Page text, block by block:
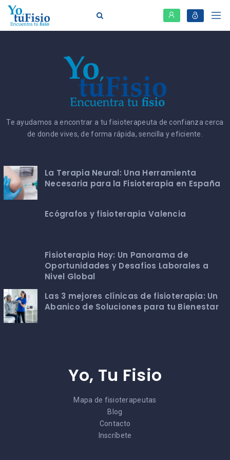
Te ayudamos a encontrar a tu fisioterapeuta de confianza cerca
de donde vives, de forma rápida, sencilla y eficiente.
La Terapia Neural: Una Herramienta
Necesaria para la Fisioterapia en España
Ecógrafos y fisioterapia Valencia
Fisioterapia Hoy: Un Panorama de
Oportunidades y Desafíos Laborales a
Nivel Global
Las 3 mejores clínicas de fisioterapia: Un
Abanico de Soluciones para tu Bienestar
Yo, Tu Fisio
Mapa de fisioterapeutas
Blog
Contacto
Inscríbete